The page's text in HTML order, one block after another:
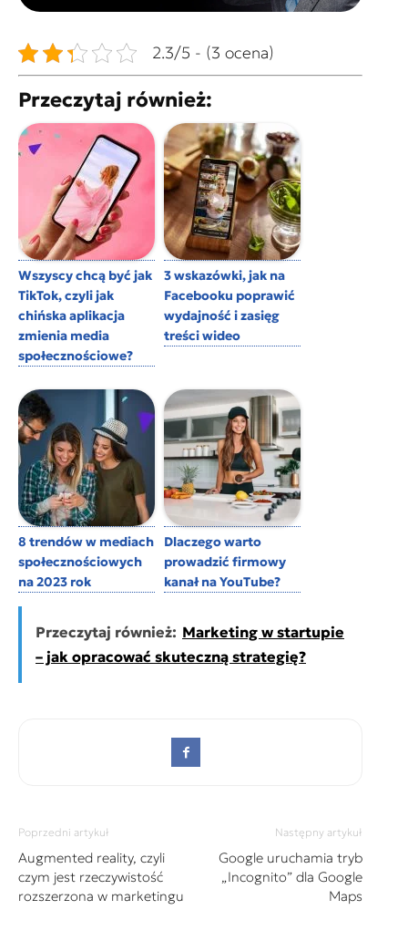
2.3/5 - (3 ocena)
Przeczytaj również:
Wszyscy chcą być jak
TikTok, czyli jak
chińska aplikacja
zmienia media
społecznościowe?
3 wskazówki, jak na
Facebooku poprawić
wydajność i zasięg
treści wideo
8 trendów w mediach
społecznościowych
na 2023 rok
Dlaczego warto
prowadzić firmowy
kanał na YouTube?
Przeczytaj również: Marketing w startupie
– jak opracować skuteczną strategię?
Poprzedni artykuł
Augmented reality, czyli
czym jest rzeczywistość
rozszerzona w marketingu
Następny artykuł
Google uruchamia tryb
„Incognito” dla Google
Maps